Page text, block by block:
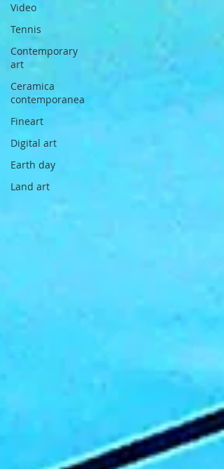
Video
Tennis
Contemporary
art
Ceramica
contemporanea
Fineart
Digital art
Earth day
Land art